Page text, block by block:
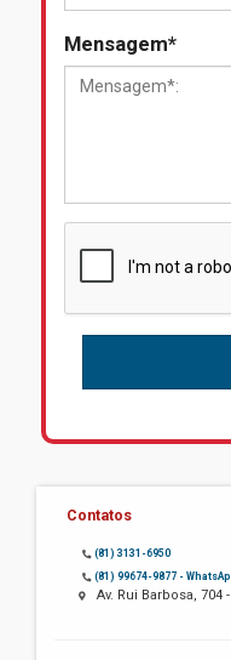
Mensagem*
Contatos
(81) 3131-6950
(81) 99674-9877 -
Av. Rui Barbosa, 704